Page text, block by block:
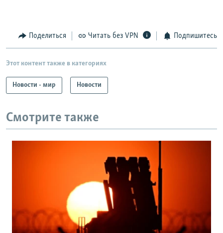
Поделиться Читать без VPN Подпишитесь
Этот контент также в категориях
Новости - мир Новости
Смотрите также